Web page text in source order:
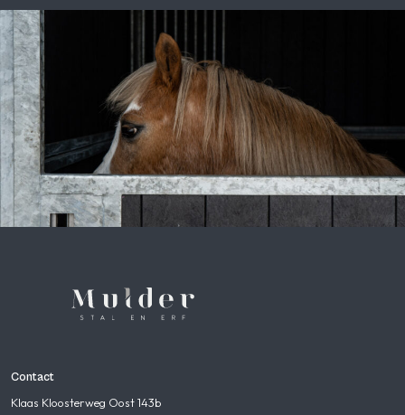
Contact
Klaas Kloosterweg Oost 143b